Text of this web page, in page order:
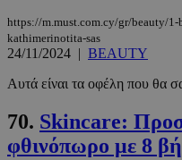
https://m.must.com.cy/gr/beauty/
kathimerinotita-sas
24/11/2024 | BEAUTY
Αυτά είναι τα οφέλη που θα
70. Skincare:
φθινόπωρο με 8